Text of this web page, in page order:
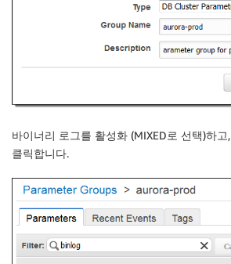
바이너리 로그를 활성화 (MIXED로 선택)하고,
클릭합니다.